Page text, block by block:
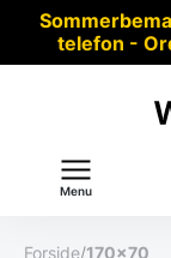
telefon -
Menu
Forside/170x70